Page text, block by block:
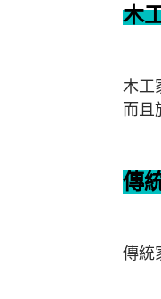
木
木工
而且
傳
傳統